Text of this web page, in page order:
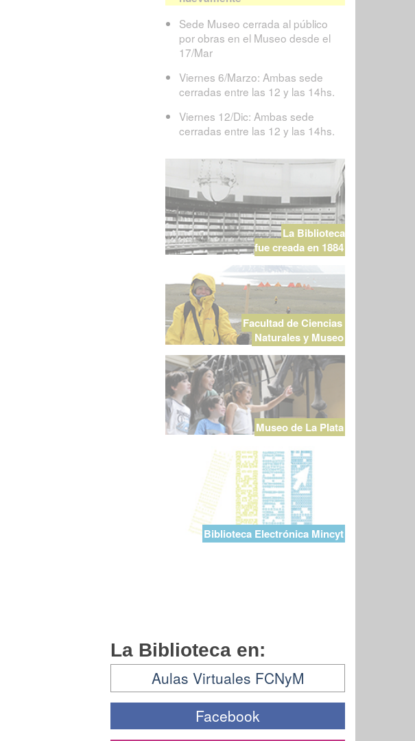
Sede Museo cerrada al público
por obras en el Museo desde el
17/Mar
Viernes 6/Marzo: Ambas sede
cerradas entre las 12 y las 14hs.
Viernes 12/Dic: Ambas sede
cerradas entre las 12 y las 14hs.
La Biblioteca
fue creada en 1884
Facultad de Ciencias
Naturales y Museo
Museo de La Plata
Biblioteca Electrónica Mincyt
La Biblioteca en:
Aulas Virtuales FCNyM
Facebook